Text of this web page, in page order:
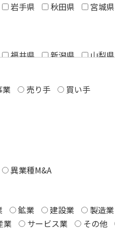
岩手県 秋田県
宮城県
福井県 新潟県
山梨県
業 売り手 買い手
異業種M&A
鉱業 建設業 製造業
業 サービス業 その他